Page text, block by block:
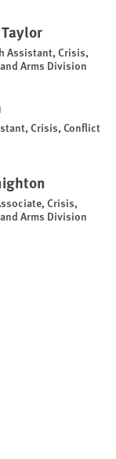
Assistant, Crisis,
Arms Division
Crisis, Conflict
Crisis,
Arms Division